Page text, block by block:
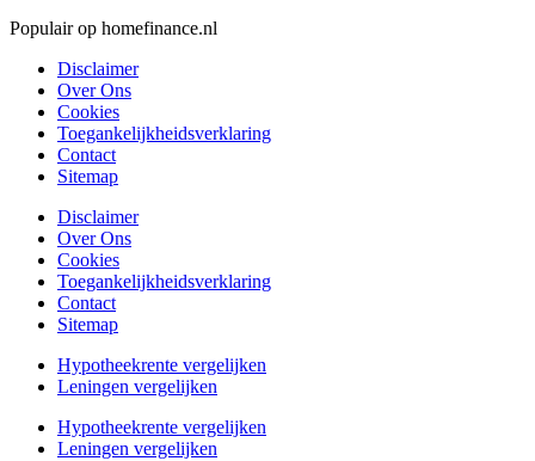
Populair op homefinance.nl
Disclaimer
Over Ons
Cookies
Toegankelijkheidsverklaring
Contact
Sitemap
Disclaimer
Over Ons
Cookies
Toegankelijkheidsverklaring
Contact
Sitemap
Hypotheekrente vergelijken
Leningen vergelijken
Hypotheekrente vergelijken
Leningen vergelijken